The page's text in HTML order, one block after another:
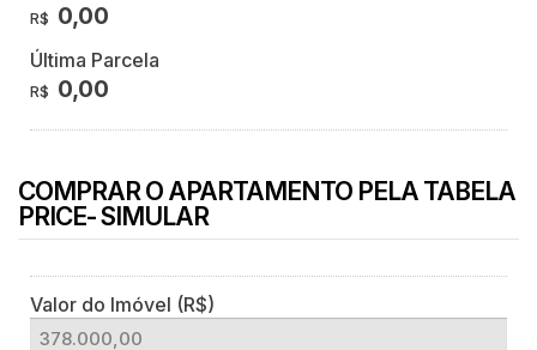
R$ 0,00
Última Parcela
R$ 0,00
COMPRAR O APARTAMENTO PELA TABELA
PRICE- SIMULAR
Valor do Imóvel (R$)